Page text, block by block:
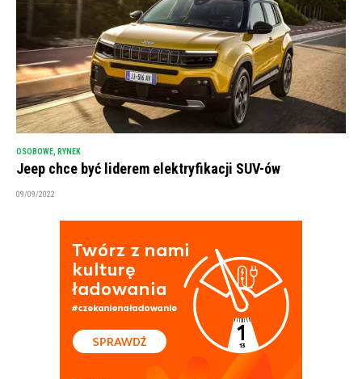
OSOBOWE RYNEK
Jeep chce być liderem elektryfikacji SUV-ów
09/09/2022